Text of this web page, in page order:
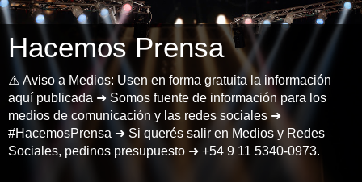
Hacemos Prensa
⚠️ Aviso a Medios: Usen en forma gratuita la información
aquí publicada ➜ Somos fuente de información para los
medios de comunicación y las redes sociales ➜
#HacemosPrensa ➜ Si querés salir en Medios y Redes
Sociales, pedinos presupuesto ➜ +54 9 11 5340-0973.